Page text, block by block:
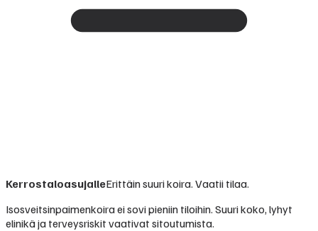
KerrostaloasujalleErittäin suuri koira. Vaatii tilaa.
Isosveitsinpaimenkoira ei sovi pieniin tiloihin. Suuri koko, lyhyt
elinikä ja terveysriskit vaativat sitoutumista.